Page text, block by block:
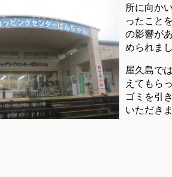
所に向か
ったこと
の影響が
められま
屋久島で
えてもら
ゴミを引
いただき